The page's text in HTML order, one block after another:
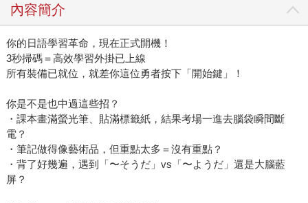
內容簡介
你的日語學習革命，現在正式開機！
3秒掃碼＝高效學習外掛已上線
所有裝備已就位，就差你這位勇者按下「開始鍵」！
你是不是也中過這些招？
・課本畫滿螢光筆、貼滿標籤紙，結果考場一進去腦袋瞬間斷
電？
・筆記做得像藝術品，但重點太多＝沒有重點？
・背了好幾遍，遇到「〜そうだ」vs「〜ようだ」還是大腦藍
屏？